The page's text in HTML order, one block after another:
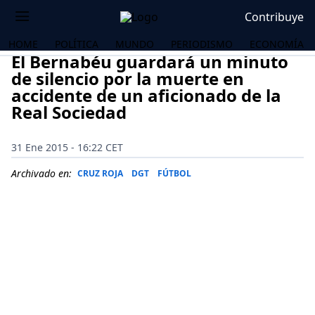
Contribuye
HOME POLÍTICA MUNDO PERIODISMO ECONOMÍA
El Bernabéu guardará un minuto
de silencio por la muerte en
accidente de un aficionado de la
Real Sociedad
31 Ene 2015 - 16:22 CET
Archivado en: CRUZ ROJA DGT FÚTBOL